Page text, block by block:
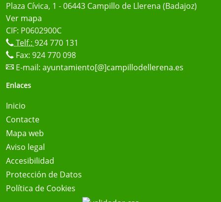
Plaza Cívica, 1 - 06443 Campillo de Llerena (Badajoz)
Ver mapa
CIF: P0602900C
Telf.: 924 770 131
Fax: 924 770 098
E-mail: ayuntamiento[@]campillodellerena.es
Enlaces
Inicio
Contacte
Mapa web
Aviso legal
Accesibilidad
Protección de Datos
Política de Cookies